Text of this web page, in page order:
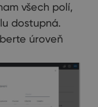
všech polí,
dostupná.
úroveň